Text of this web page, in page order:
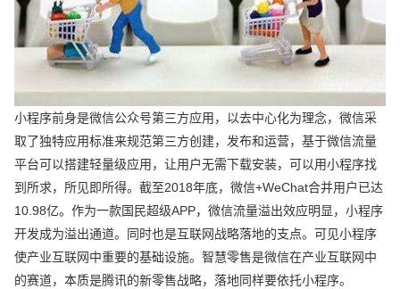
小程序前身是微信公众号第三方应用，以去中心化为理念，微信采
取了独特应用标准来规范第三方创建，发布和运营，基于微信流量
平台可以搭建轻量级应用，让用户无需下载安装，可以用小程序找
到所求，所见即所得。截至2018年底，微信+WeChat合并用户已达
10.98亿。作为一款国民超级APP，微信流量溢出效应明显，小程序
开发成为溢出通道。同时也是互联网战略落地的支点。可见小程序
使产业互联网中重要的基础设施。智慧零售是微信在产业互联网中
的赛道，本质是腾讯的新零售战略，落地同样要依托小程序。